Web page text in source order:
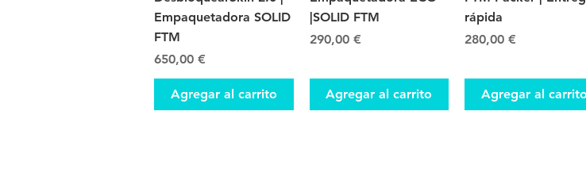
Empaquetadora SOLID
FTM
Precio
650,00 €
Agregar al carrito
|SOLID FTM
Precio
290,00 €
Agregar al carrito
rápida
Precio
280,00 €
Agregar al carrito